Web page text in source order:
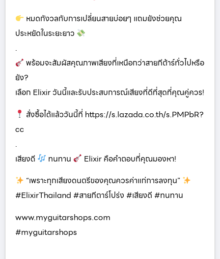
หมดกังวลกับการเปลี่ยนสายบ่อยๆ แถมยังช่วยคุณ
ประหยัดในระยะยาว
.
พร้อมจะสัมผัสคุณภาพเสียงที่เหนือกว่าสายกีต้าร์ทั่วไปหรือ
ยัง?
เลือก Elixir วันนี้และรับประสบการณ์เสียงที่ดีที่สุดที่คุณคู่ควร!
สั่งซื้อได้แล้ววันนี้ที่ https://s.lazada.co.th/s.PMPbR?
cc
.
เสียงดี
ทนทาน
Elixir คือคำตอบที่คุณมองหา!
“เพราะทุกเสียงดนตรีของคุณควรค่าแก่การลงทุน”
#ElixirThailand #สายกีตาร์โปร่ง #เสียงดี #ทนทาน
www.myguitarshops.com
#myguitarshops